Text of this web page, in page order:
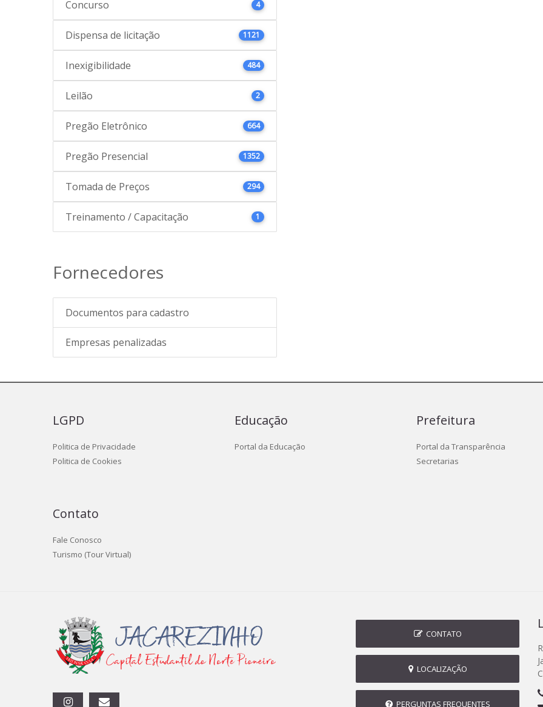
Concurso 4
Dispensa de licitação 1121
Inexigibilidade 484
Leilão 2
Pregão Eletrônico 664
Pregão Presencial 1352
Tomada de Preços 294
Treinamento / Capacitação 1
Fornecedores
Documentos para cadastro
Empresas penalizadas
LGPD
Politica de Privacidade
Politica de Cookies
Educação
Portal da Educação
Prefeitura
Portal da Transparência
Secretarias
Contato
Fale Conosco
Turismo (Tour Virtual)
CONTATO
LOCALIZAÇÃO
PERGUNTAS FREQUENTES